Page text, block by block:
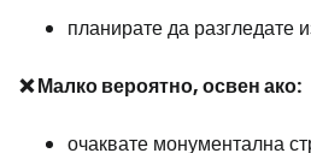
планирате да разгледате
❌ Малко вероятно, освен ако:
очаквате монументална